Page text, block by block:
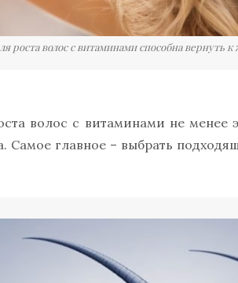
роста волос с витаминами способна вернуть
волос с витаминами не менее
Самое главное – выбрать